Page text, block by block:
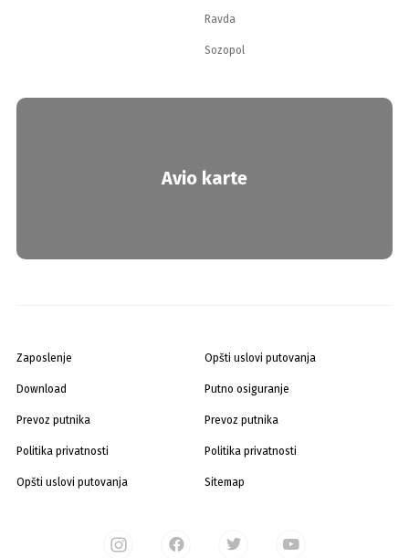
Ravda
Sozopol
Avio karte
Zaposlenje
Download
Prevoz putnika
Politika privatnosti
Opšti uslovi putovanja
Opšti uslovi putovanja
Putno osiguranje
Prevoz putnika
Politika privatnosti
Sitemap